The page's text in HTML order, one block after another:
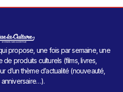
propose, une fois par semaine, une
produits culturels (films, livres,
thème d’actualité (nouveauté,